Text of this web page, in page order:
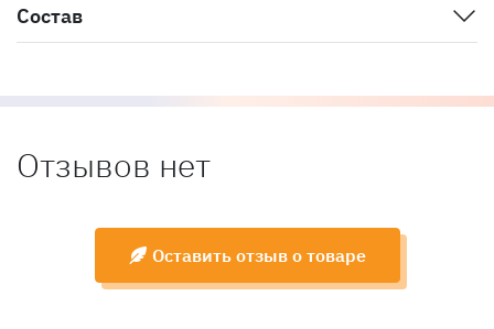
Состав
Отзывов нет
Оставить отзыв о товаре